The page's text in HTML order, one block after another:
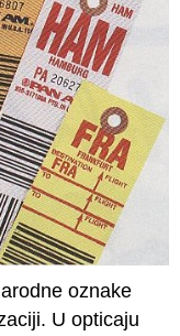
oznake
U opticaju